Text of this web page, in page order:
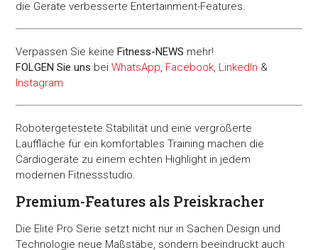
die Geräte verbesserte Entertainment-Features.
Verpassen Sie keineFitness-NEWS mehr!
FOLGEN Sie uns beiWhatsApp, Facebook, LinkedIn &
Instagram
Robotergetestete Stabilität und eine vergrößerte
Lauffläche für ein komfortables Training machen die
Cardiogeräte zu einem echten Highlight in jedem
modernen Fitnessstudio.
Premium-Features als Preiskracher
Die Elite Pro Serie setzt nicht nur in Sachen Design und
Technologie neue Maßstäbe, sondern beeindruckt auch